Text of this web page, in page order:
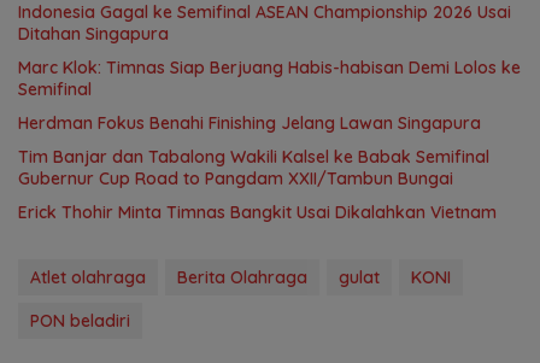
Indonesia Gagal ke Semifinal ASEAN Championship 2026 Usai
Ditahan Singapura
Marc Klok: Timnas Siap Berjuang Habis-habisan Demi Lolos ke
Semifinal
Herdman Fokus Benahi Finishing Jelang Lawan Singapura
Tim Banjar dan Tabalong Wakili Kalsel ke Babak Semifinal
Gubernur Cup Road to Pangdam XXII/Tambun Bungai
Erick Thohir Minta Timnas Bangkit Usai Dikalahkan Vietnam
Atlet olahraga Berita Olahraga gulat
KONI
PON beladiri